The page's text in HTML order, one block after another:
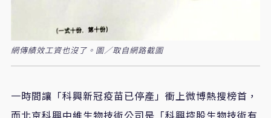
網傳績效工資也沒了。圖／取自網路截圖
一時間讓「科興新冠疫苗已停產」衝上微博熱搜榜首，